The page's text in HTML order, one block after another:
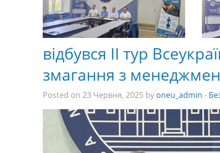
відбувся ІІ тур
змагання з
Posted on 23 Червня, 2025 by oneu_admin -